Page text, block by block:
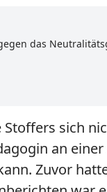
das
sich
an
Zuvor